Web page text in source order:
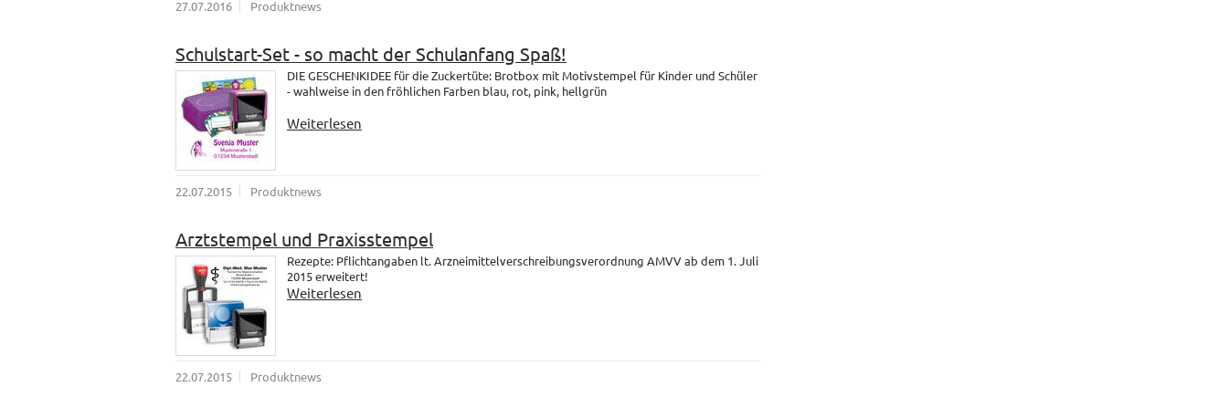
27.07.2016 Produktnews
Schulstart-Set - so macht der Schulanfang Spaß!
DIE GESCHENKIDEE für die Zuckertüte: Brotbox mit Motivstempel für Kinder und Schüler
- wahlweise in den fröhlichen Farben blau, rot, pink, hellgrün
Weiterlesen
22.07.2015 Produktnews
Arztstempel und Praxisstempel
Rezepte: Pflichtangaben lt. Arzneimittelverschreibungsverordnung AMVV ab dem 1. Juli
2015 erweitert!
Weiterlesen
22.07.2015 Produktnews